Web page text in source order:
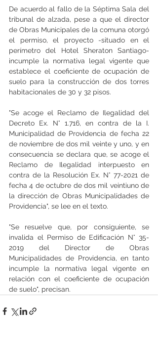
De acuerdo al fallo de la Séptima Sala del
tribunal de alzada, pese a que el director
de Obras Municipales de la comuna otorgó
el permiso, el proyecto -situado en el
perímetro del Hotel Sheraton Santiago-
incumple la normativa legal vigente que
establece el coeficiente de ocupación de
suelo para la construcción de dos torres
habitacionales de 30 y 32 pisos.
"Se acoge el Reclamo de Ilegalidad del
Decreto Ex. N° 1.716, en contra de la I.
Municipalidad de Providencia de fecha 22
de noviembre de dos mil veinte y uno, y en
consecuencia se declara que, se acoge el
Reclamo de Ilegalidad interpuesto en
contra de la Resolución Ex. N° 77-2021 de
fecha 4 de octubre de dos mil veintiuno de
la dirección de Obras Municipalidades de
Providencia", se lee en el texto.
"Se resuelve que, por consiguiente, se
invalida el Permiso de Edificación N° 35-
2019 del Director de Obras
Municipalidades de Providencia, en tanto
incumple la normativa legal vigente en
relación con el coeficiente de ocupación
de suelo", precisan.